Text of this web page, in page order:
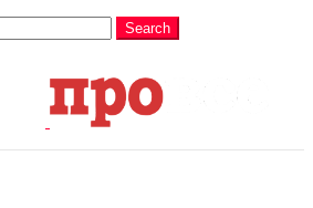
Search